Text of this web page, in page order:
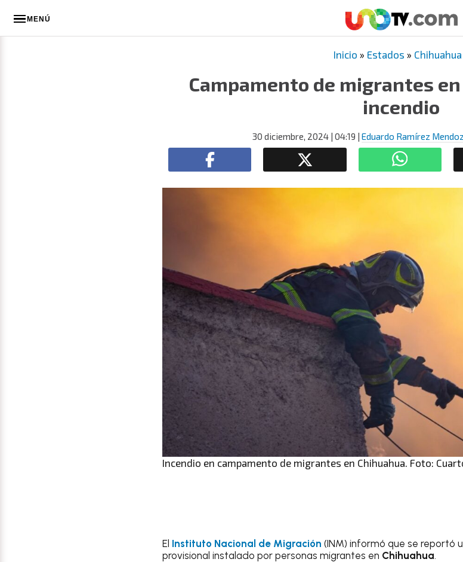
MENÚ
Inicio » Estados » Chihuahua
Campamento de migrantes
incendio
30 diciembre, 2024| 04:19 | Eduardo Ramírez
Incendio en campamento de migrantes en Chihuahua. Foto:
El Instituto Nacional de Migración (INM) informó que se reportó
provisional instalado por personas migrantes en Chihuahua.